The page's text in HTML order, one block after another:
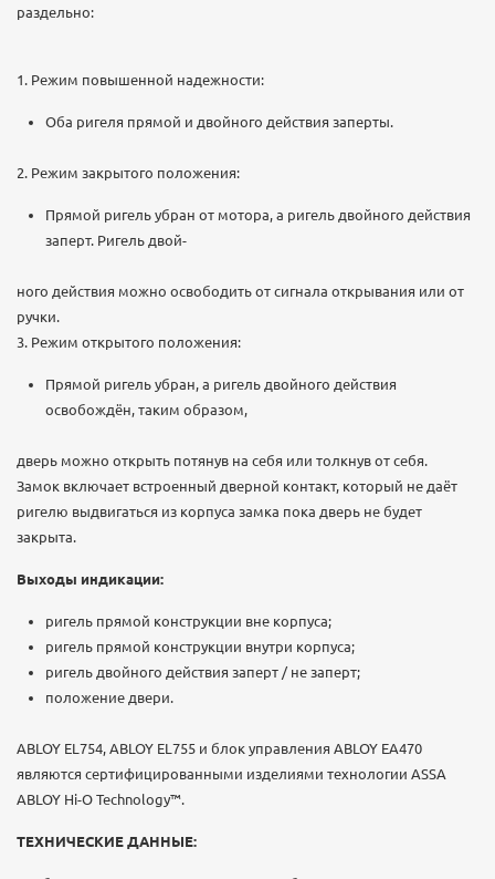
раздельно:
1. Режим повышенной надежности:
Оба ригеля прямой и двойного действия заперты.
2. Режим закрытого положения:
Прямой ригель убран от мотора, а ригель двойного действия
заперт. Ригель двой-
ного действия можно освободить от сигнала открывания или от
ручки.
3. Режим открытого положения:
Прямой ригель убран, а ригель двойного действия
освобождён, таким образом,
дверь можно открыть потянув на себя или толкнув от себя.
Замок включает встроенный дверной контакт, который не даёт
ригелю выдвигаться из корпуса замка пока дверь не будет
закрыта.
Выходы индикации:
ригель прямой конструкции вне корпуса;
ригель прямой конструкции внутри корпуса;
ригель двойного действия заперт / не заперт;
положение двери.
ABLOY EL754, ABLOY EL755 и блок управления ABLOY EA470
являются сертифицированными изделиями технологии ASSA
ABLOY Hi-O Technology™.
ТЕХНИЧЕСКИЕ ДАННЫЕ: